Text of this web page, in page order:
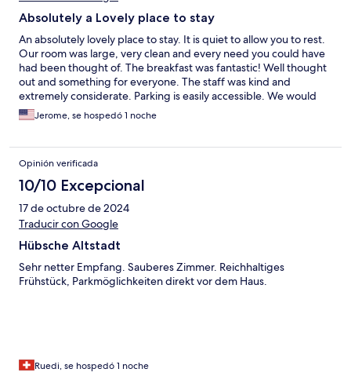
Absolutely a Lovely place to stay
An absolutely lovely place to stay. It is quiet to allow you to rest.
Our room was large, very clean and every need you could have
had been thought of. The breakfast was fantastic! Well thought
out and something for everyone. The staff was kind and
extremely considerate. Parking is easily accessible. We would
recommend this hotel highly. Close to shopping and fantastic
restaurants. This hotel has it all.
Jerome, se hospedó 1 noche
Opinión verificada
10/10 Excepcional
17 de octubre de 2024
Traducir con Google
Hübsche Altstadt
Sehr netter Empfang. Sauberes Zimmer. Reichhaltiges
Frühstück, Parkmöglichkeiten direkt vor dem Haus.
Ruedi, se hospedó 1 noche